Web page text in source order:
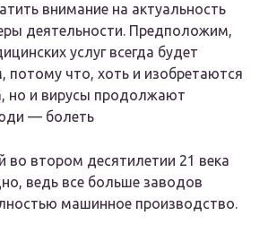
внимание на актуальность
деятельности. Предположим,
услуг всегда будет
потому что, хоть и изобретаются
но и вирусы продолжают
— болеть
во втором десятилетии 21 века
ведь все больше заводов
машинное производство.